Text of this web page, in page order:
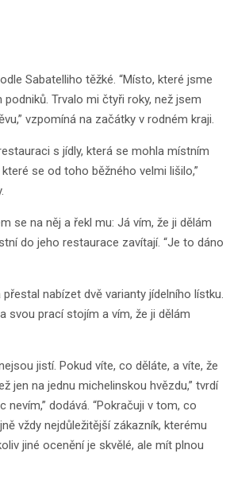
Sabatelliho těžké. “Místo, které jsme
Trvalo mi čtyři roky, než jsem
vzpomíná na začátky v rodném kraji.
s jídly, která se mohla místním
se od toho běžného velmi lišilo,”
se na něj a řekl mu: Já vím, že ji dělám
do jeho restaurace zavítají. “Je to dáno
nabízet dvě varianty jídelního lístku.
svou prací stojím a vím, že ji dělám
jistí. Pokud víte, co děláte, a víte, že
jen na jednu michelinskou hvězdu,” tvrdí
dodává. “Pokračuji v tom, co
vždy nejdůležitější zákazník, kterému
jiné ocenění je skvělé, ale mít plnou